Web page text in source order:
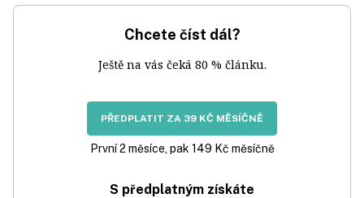
Chcete číst dál?
Ještě na vás čeká 80 % článku.
PŘEDPLATIT ZA 39 KČ MĚSÍČNĚ
První 2 měsíce, pak 149 Kč měsíčně
S předplatným získáte